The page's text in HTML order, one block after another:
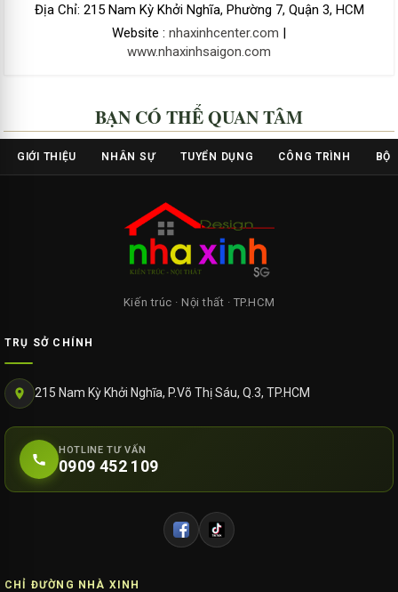
Địa Chỉ: 215 Nam Kỳ Khởi Nghĩa, Phường 7, Quận 3, HCM
Website : nhaxinhcenter.com |
www.nhaxinhsaigon.com
BẠN CÓ THỂ QUAN TÂM
GIỚI THIỆU NHÂN SỰ TUYỂN DỤNG CÔNG TRÌNH BỘ
Kiến trúc · Nội thất · TP.HCM
TRỤ SỞ CHÍNH
215 Nam Kỳ Khởi Nghĩa, P.Võ Thị Sáu, Q.3, TP.HCM
HOTLINE TƯ VẤN
0909 452 109
CHỈ ĐƯỜNG NHÀ XINH